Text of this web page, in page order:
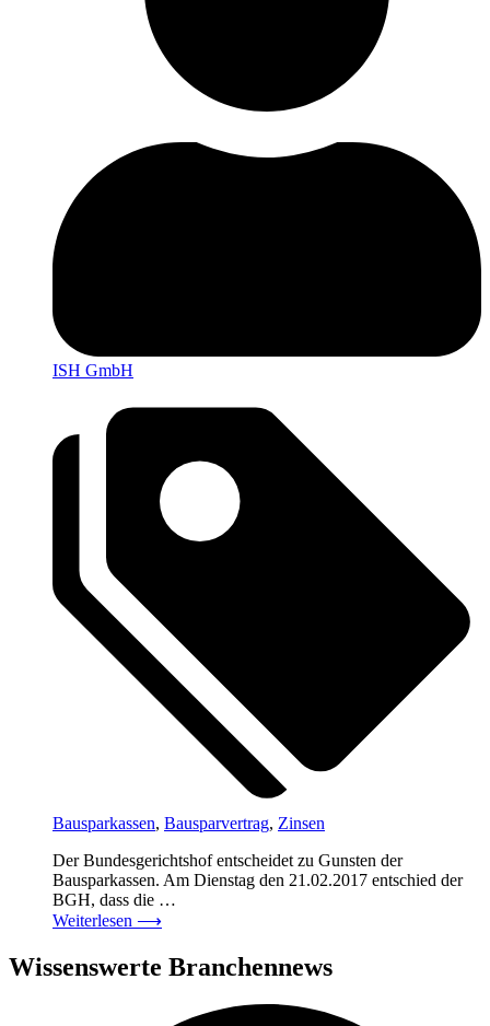
ISH GmbH
Bausparkassen, Bausparvertrag, Zinsen
Der Bundesgerichtshof entscheidet zu Gunsten der
Bausparkassen. Am Dienstag den 21.02.2017 entschied der
BGH, dass die …
Weiterlesen ⟶
Wissenswerte Branchennews